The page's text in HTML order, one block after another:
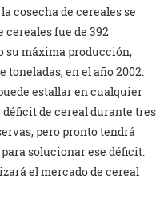
cosecha de cereales se
cereales fue de 392
su máxima producción,
toneladas, en el año 2002.
estallar en cualquier
de cereal durante tres
pero pronto tendrá
solucionar ese déficit.
el mercado de cereal